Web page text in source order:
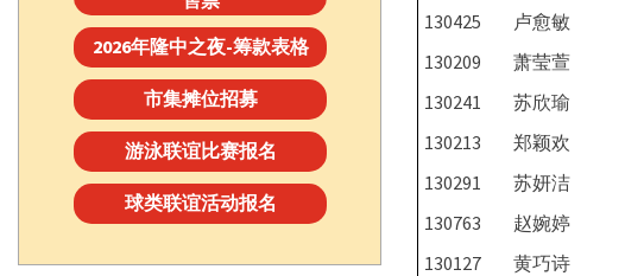
130425
卢愈敏
130209
萧莹萱
130241
苏欣瑜
130213
郑颖欢
130291
苏妍洁
130763
赵婉婷
130127
黄巧诗
2026年隆中之夜-筹款表格
市集摊位招募
游泳联谊比赛报名
球类联谊活动报名